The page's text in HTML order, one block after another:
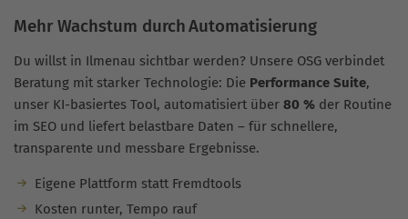
Mehr Wachstum durch Automatisierung
Du willst in Ilmenau sichtbar werden? Unsere OSG verbindet
Beratung mit starker Technologie: Die Performance Suite,
unser KI-basiertes Tool, automatisiert über 80 % der Routine
im SEO und liefert belastbare Daten – für schnellere,
transparente und messbare Ergebnisse.
Eigene Plattform statt Fremdtools
Kosten runter, Tempo rauf